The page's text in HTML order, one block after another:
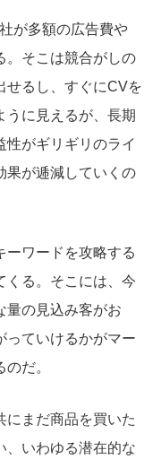
が多額の広告費や
そこは競合がしの
せるし、すぐにCVを
うに見えるが、長期
性がギリギリのライ
果が逓減していくの
ーワードを攻略する
くる。そこには、今
量の見込み客がお
っていけるかがマー
だ。
にまだ商品を買いた
、いわゆる潜在的な